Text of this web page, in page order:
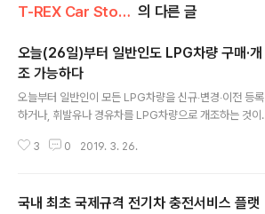
T-REX Car Story/Car 시장&업계이야기 의 다른 글
오늘(26일)부터 일반인도 LPG차량 구매·개
조 가능하다
오늘부터 일반인이 모든 LPG차량을 신규‧변경‧이전 등록
하거나, 휘발유나 경유차를 LPG차량으로 개조하는 것이
무회의 의결을 거친 수송용 LPG연료 사용제한을 폐지하
신규 또는 중고 LPG차량을 자유롭게 매매가 가능하며, 해
3 0 2019. 3. 26.
국내 최초 국제규격 전기차 충전서비스 플랫